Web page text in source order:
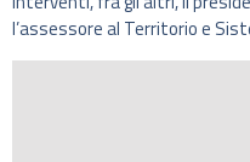
l’assessore al Territorio e